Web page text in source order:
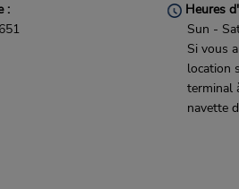
:
Heures
Sun -
Si vous
location
terminal
navette